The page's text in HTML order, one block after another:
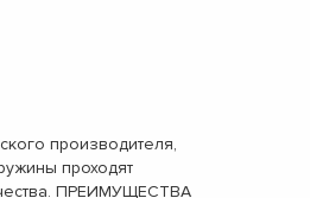
производителя,
проходят
ПРЕИМУЩЕСТВА